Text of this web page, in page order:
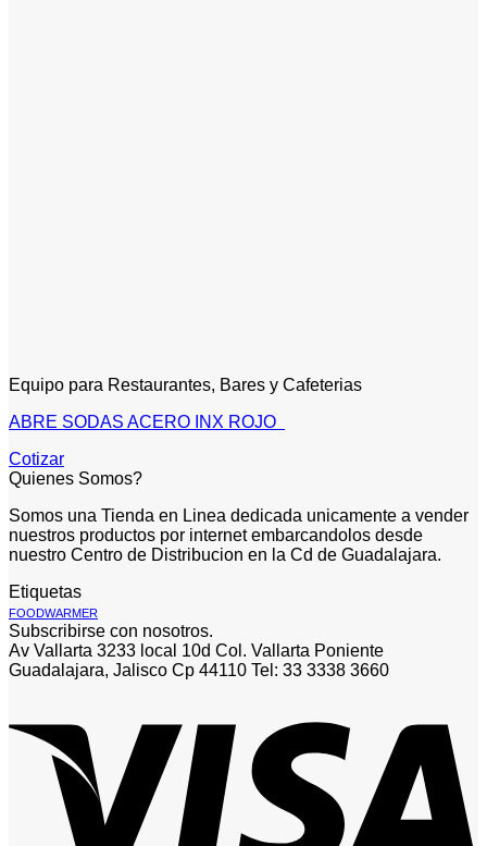
Equipo para Restaurantes, Bares y Cafeterias
ABRE SODAS ACERO INX ROJO
Cotizar
Quienes Somos?
Somos una Tienda en Linea dedicada unicamente a vender
nuestros productos por internet embarcandolos desde
nuestro Centro de Distribucion en la Cd de Guadalajara.
Etiquetas
FOODWARMER
Subscribirse con nosotros.
Av Vallarta 3233 local 10d Col. Vallarta Poniente
Guadalajara, Jalisco Cp 44110 Tel: 33 3338 3660